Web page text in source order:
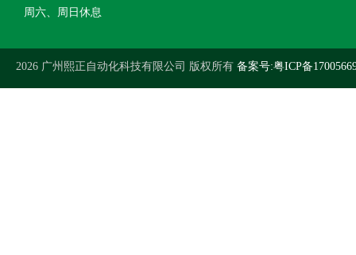
周六、周日休息
2026 广州熙正自动化科技有限公司 版权所有 备案号:粤ICP备